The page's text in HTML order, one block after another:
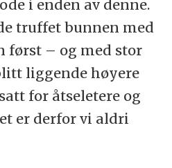
i enden av denne.
truffet bunnen med
først – og med stor
liggende høyere
for åtseletere og
er derfor vi aldri